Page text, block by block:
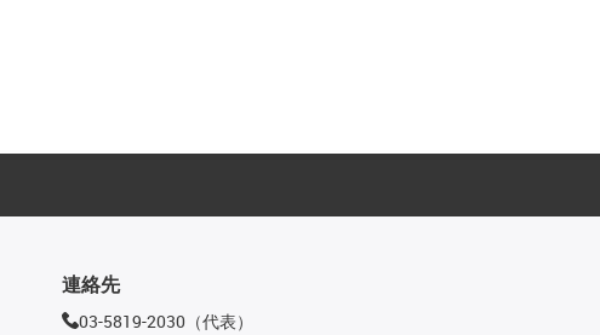
連絡先
03-5819-2030（代表）